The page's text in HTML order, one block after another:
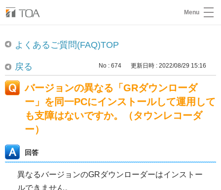
Menu
よくあるご質問(FAQ)TOP
戻る No : 674 更新日時 : 2022/08/29 15:16
バージョンの異なる「GRダウンローダ
ー」を同一PCにインストールして運用して
も支障はないですか。（タウンレコーダ
ー）
回答
異なるバージョンのGRダウンローダーはインストー
ルできません。